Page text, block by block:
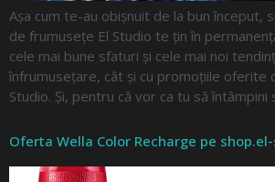
Așa cum te-au obișnuit de la bun început,
de frumusețe El Studio te țin în
cele mai bune sfaturi și cele mai noi
înfrumusețare, cât și cu promoțiile oferite
Studio. Și, pentru că vor ca tu să
Oferta Wella Color Recharge pe